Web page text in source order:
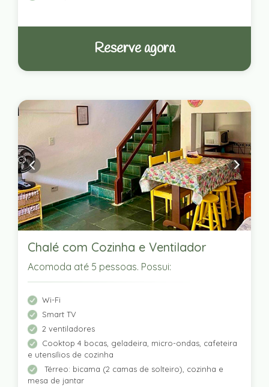
Reserve agora
Chalé com Cozinha e Ventilador
Acomoda até 5 pessoas. Possui:
Wi-Fi
Smart TV
2 ventiladores
Cooktop 4 bocas, geladeira, micro-ondas, cafeteira
e utensílios de cozinha
Térreo: bicama (2 camas de solteiro), cozinha e
mesa de jantar